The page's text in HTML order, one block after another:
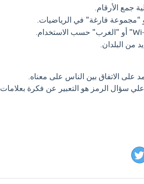
جمع الأرقام.
فارغة" في الرياضيات.
من البلدان.
على الاتفاق بين الناس على معناه.
سؤال الرمز هو التعبير عن فكرة بعلامات